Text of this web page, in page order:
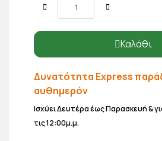
Καλάθι
Δυνατότητα Express
αυθημερόν
Ισχύει Δευτέρα έως Παρασκευή &
τις 12:00μ.μ.